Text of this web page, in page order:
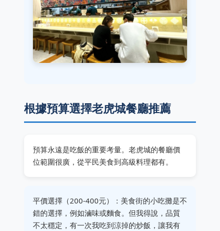
根據預算選擇老虎城餐廳推薦
預算永遠是吃飯的重要考量。老虎城的餐廳價
位範圍很廣，從平民美食到高級料理都有。
平價選擇（200-400元）：美食街的小吃攤是不
錯的選擇，例如滷味或麵食。但我得說，品質
不太穩定，有一次我吃到涼掉的炒飯，讓我有